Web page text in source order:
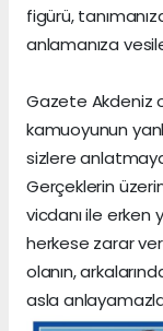
figürü,
anlamanıza
Gazete Akdeniz
kamuoyunun
sizlere
Gerçeklerin
vicdanı ile
herkese zarar
olanın,
asla